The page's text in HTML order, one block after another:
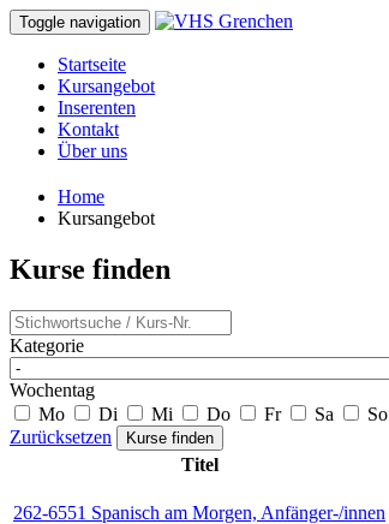
Toggle navigation
Startseite
Kursangebot
Inserenten
Kontakt
Über uns
Home
Kursangebot
Kurse finden
Kategorie
Wochentag
Mo
Di Mi Do Fr Sa
So
Zurücksetzen
Titel
262-6551 Spanisch am Morgen, Anfänger-/innen